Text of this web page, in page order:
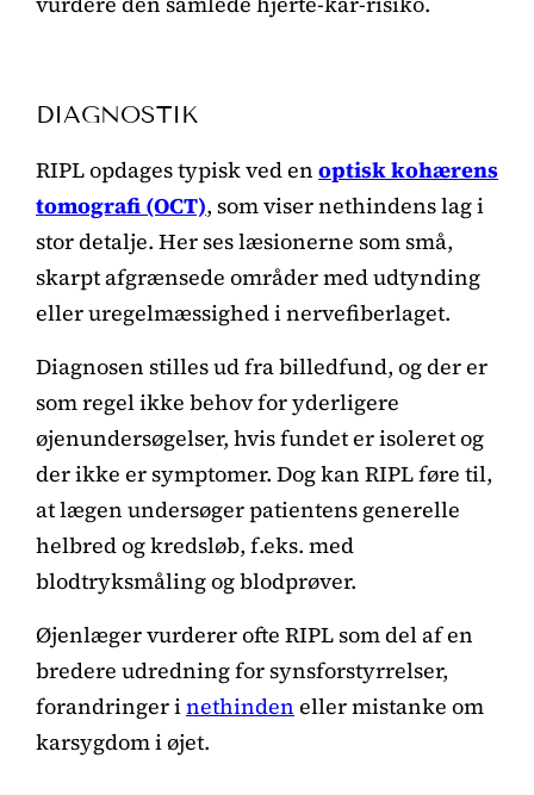
DIAGNOSTIK
RIPL opdages typisk ved en optisk kohærens
tomografi (OCT), som viser nethindens lag i
stor detalje. Her ses læsionerne som små,
skarpt afgrænsede områder med udtynding
eller uregelmæssighed i nervefiberlaget.
Diagnosen stilles ud fra billedfund, og der er
som regel ikke behov for yderligere
øjenundersøgelser, hvis fundet er isoleret og
der ikke er symptomer. Dog kan RIPL føre til,
at lægen undersøger patientens generelle
helbred og kredsløb, f.eks. med
blodtryksmåling og blodprøver.
Øjenlæger vurderer ofte RIPL som del af en
bredere udredning for synsforstyrrelser,
forandringer inethinden eller mistanke om
karsygdom i øjet.